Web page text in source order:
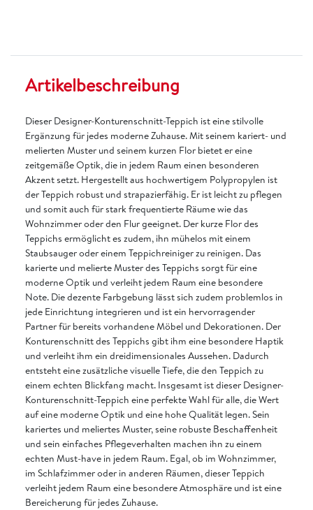
Artikelbeschreibung
Dieser Designer-Konturenschnitt-Teppich ist eine stilvolle
Ergänzung für jedes moderne Zuhause. Mit seinem kariert- und
melierten Muster und seinem kurzen Flor bietet er eine
zeitgemäße Optik, die in jedem Raum einen besonderen
Akzent setzt. Hergestellt aus hochwertigem Polypropylen ist
der Teppich robust und strapazierfähig. Er ist leicht zu pflegen
und somit auch für stark frequentierte Räume wie das
Wohnzimmer oder den Flur geeignet. Der kurze Flor des
Teppichs ermöglicht es zudem, ihn mühelos mit einem
Staubsauger oder einem Teppichreiniger zu reinigen. Das
karierte und melierte Muster des Teppichs sorgt für eine
moderne Optik und verleiht jedem Raum eine besondere
Note. Die dezente Farbgebung lässt sich zudem problemlos in
jede Einrichtung integrieren und ist ein hervorragender
Partner für bereits vorhandene Möbel und Dekorationen. Der
Konturenschnitt des Teppichs gibt ihm eine besondere Haptik
und verleiht ihm ein dreidimensionales Aussehen. Dadurch
entsteht eine zusätzliche visuelle Tiefe, die den Teppich zu
einem echten Blickfang macht. Insgesamt ist dieser Designer-
Konturenschnitt-Teppich eine perfekte Wahl für alle, die Wert
auf eine moderne Optik und eine hohe Qualität legen. Sein
kariertes und meliertes Muster, seine robuste Beschaffenheit
und sein einfaches Pflegeverhalten machen ihn zu einem
echten Must-have in jedem Raum. Egal, ob im Wohnzimmer,
im Schlafzimmer oder in anderen Räumen, dieser Teppich
verleiht jedem Raum eine besondere Atmosphäre und ist eine
Bereicherung für jedes Zuhause.